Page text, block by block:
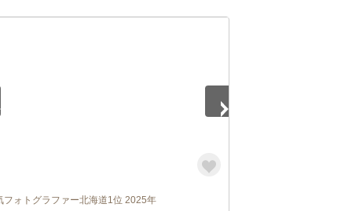
フォトグラファー北海道1位 2025年